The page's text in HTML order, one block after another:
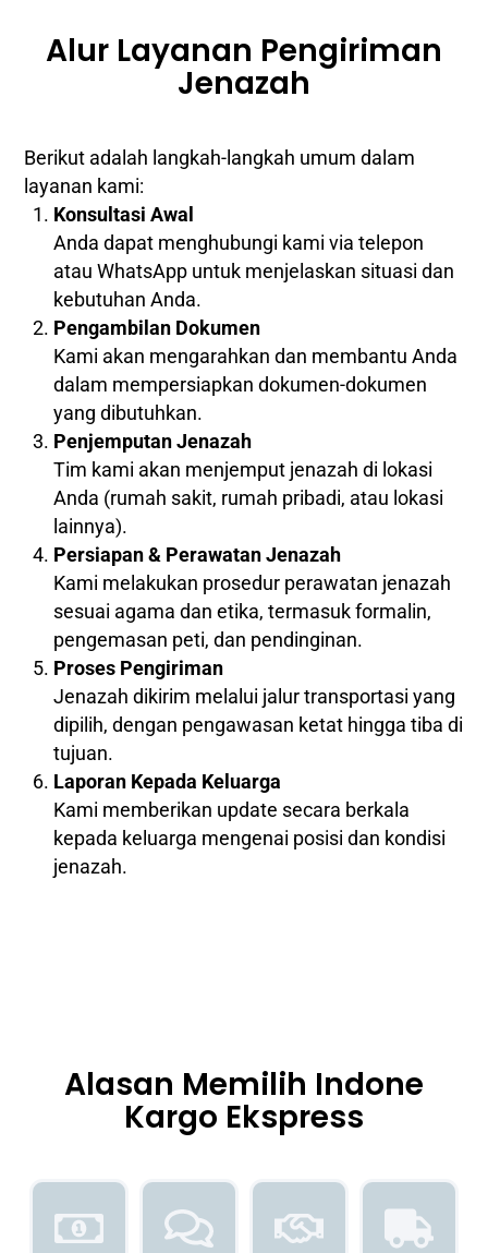
Alur Layanan Pengiriman
Jenazah
Berikut adalah langkah-langkah umum dalam
layanan kami:
Konsultasi Awal
Anda dapat menghubungi kami via telepon
atau WhatsApp untuk menjelaskan situasi dan
kebutuhan Anda.
Pengambilan Dokumen
Kami akan mengarahkan dan membantu Anda
dalam mempersiapkan dokumen-dokumen
yang dibutuhkan.
Penjemputan Jenazah
Tim kami akan menjemput jenazah di lokasi
Anda (rumah sakit, rumah pribadi, atau lokasi
lainnya).
Persiapan & Perawatan Jenazah
Kami melakukan prosedur perawatan jenazah
sesuai agama dan etika, termasuk formalin,
pengemasan peti, dan pendinginan.
Proses Pengiriman
Jenazah dikirim melalui jalur transportasi yang
dipilih, dengan pengawasan ketat hingga tiba di
tujuan.
Laporan Kepada Keluarga
Kami memberikan update secara berkala
kepada keluarga mengenai posisi dan kondisi
jenazah.
Alasan Memilih Indone
Kargo Ekspress